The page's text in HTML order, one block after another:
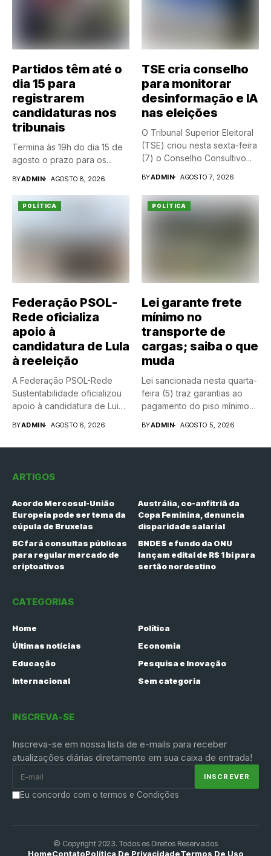
Partidos têm até o
dia 15 para
registrarem
candidaturas nos
tribunais
Termina às 19h do dia 15 de
agosto o prazo para os...
BYADMIN AGOSTO 8, 2026
TSE cria conselho
para monitorar
desinformação e IA
nas eleições
O Tribunal Superior Eleitoral
(TSE) criou nesta sexta-feira
(7) o Conselho Consultivo...
BYADMIN AGOSTO 7, 2026
POLÍTICA
Federação PSOL-
Rede oficializa
apoio à
candidatura de Lula
à reeleição
A Federação PSOL-Rede
Sustentabilidade oficializou
apoio à candidatura de Luiz
BYADMIN AGOSTO 6, 2026
POLÍTICA
Lei garante frete
mínimo no
transporte de
cargas; saiba o que
muda
Lei sancionada nesta quarta-
feira (5) traz garantias ao
pagamento do piso mínimo
BYADMIN AGOSTO 5, 2026
ARTIGOS
Acordo Mercosul-União
Europeia pode ser tema da
cúpula de Bruxelas
Austrália, co-anfitriã da
Copa Feminina, denuncia
disparidade salarial
BC fará consultas públicas
para regular mercado de
criptoativos
BNDES e fundo da ONU
lançam edital de R$ 1 bi para
sertão nordestino
CATEGORIAS
Home
Política
Últimas notícias
Economia
Educação
Pesquisa e Inovação
Internacional
Sem categoria
INSCREVA-SE
Inscreva-se em nossa lista de e-mails para receber
atualizações diárias diretamente em sua caixa de entrada!
Eu concordo com o termos e Condições
© Copyright 2023. Todos os Direitos Reservados
HomeContatoPolítica De PrivacidadeTermos De Uso